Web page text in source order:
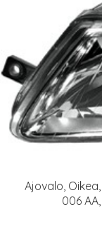
Ajovalo, Oikea,
006